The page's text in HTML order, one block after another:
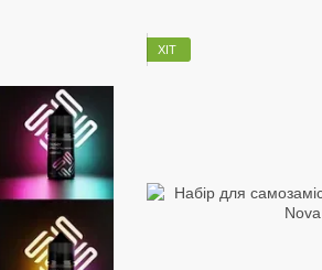
ХІТ